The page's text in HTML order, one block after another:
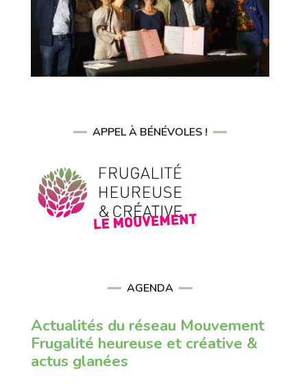
APPEL À BÉNÉVOLES !
AGENDA
Actualités du réseau Mouvement
Frugalité heureuse et créative &
actus glanées